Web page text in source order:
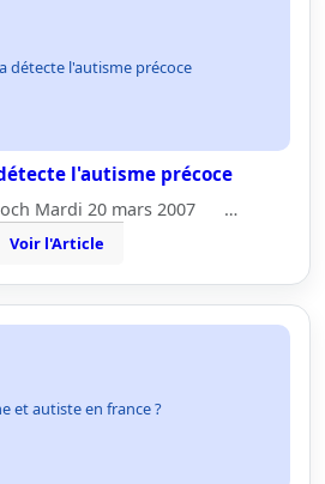
détecte l'autisme précoce
l'autisme précoce
Mardi 20 mars 2007 …
Voir l'Article
et autiste en france ?